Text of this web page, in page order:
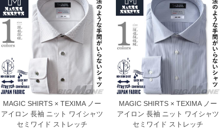
下着(肌着)やワイシャツは商品の性質上、返品交換不可とさせて頂いております。予め
ご了承くださいませ。
※【ボトムの裾上げをご希望の場合】
裾上げ料金は500円+税となります。
備考欄に股下●cmとご記入下さい。（裾上げ無料対象商品は1本につき税込6,000円以
上の品が対象。1本5,999円以下の商品は有料（500円+税）となります。）
出荷まで約1週間～20日間程お時間を頂く場合がございます。
尚、裾上げした商品は返品・交換不可となりますので、予めご了承下さい。
一部、お直しに対応出来ない商品がございます。(例：裾にファスナーや調節ひもが付
いている、極端なデザインが施されている等)
※商品によって若干のサイズの誤差がございます。また、お客様がご使用の環境（コ
ンピュータ画面）によって、商品の色味が若干異なる場合がございます。予めご了承
※当店での掲載商品は、実店鋪と在庫を共用しておりますので店頭での売り違い、店
舗からのお取り寄せ等により、お客様にご迷惑をお掛けしてしまう場合がございま
MAGIC SHIRTS × TEXIMA ノー
アイロン 長袖 ニット ワイシャツ
セミワイド ストレッチ
MAGIC SHIRTS × TEXIMA ノー
アイロン 長袖 ニット ワイシャツ
セミワイド ストレッチ